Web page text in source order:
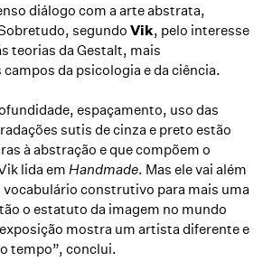
diálogo com a arte abstrata,
segundo Vik, pelo interesse
teorias da Gestalt, mais
da psicologia e da ciência.
espaçamento, uso das
sutis de cinza e preto estão
à abstração e que compõem o
lida em Handmade. Mas ele vai além
vocabulário construtivo para mais uma
o estatuto da imagem no mundo
mostra um artista diferente e
tempo”, conclui.